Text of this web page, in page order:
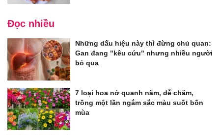
Đọc nhiều
Những dấu hiệu này thì đừng chủ quan:
Gan đang "kêu cứu" nhưng nhiều người
bỏ qua
7 loại hoa nở quanh năm, dễ chăm,
trồng một lần ngắm sắc màu suốt bốn
mùa